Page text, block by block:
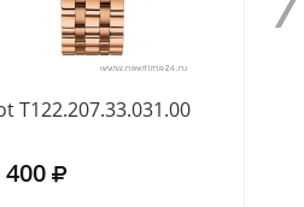
T122.207.33.031.00
400